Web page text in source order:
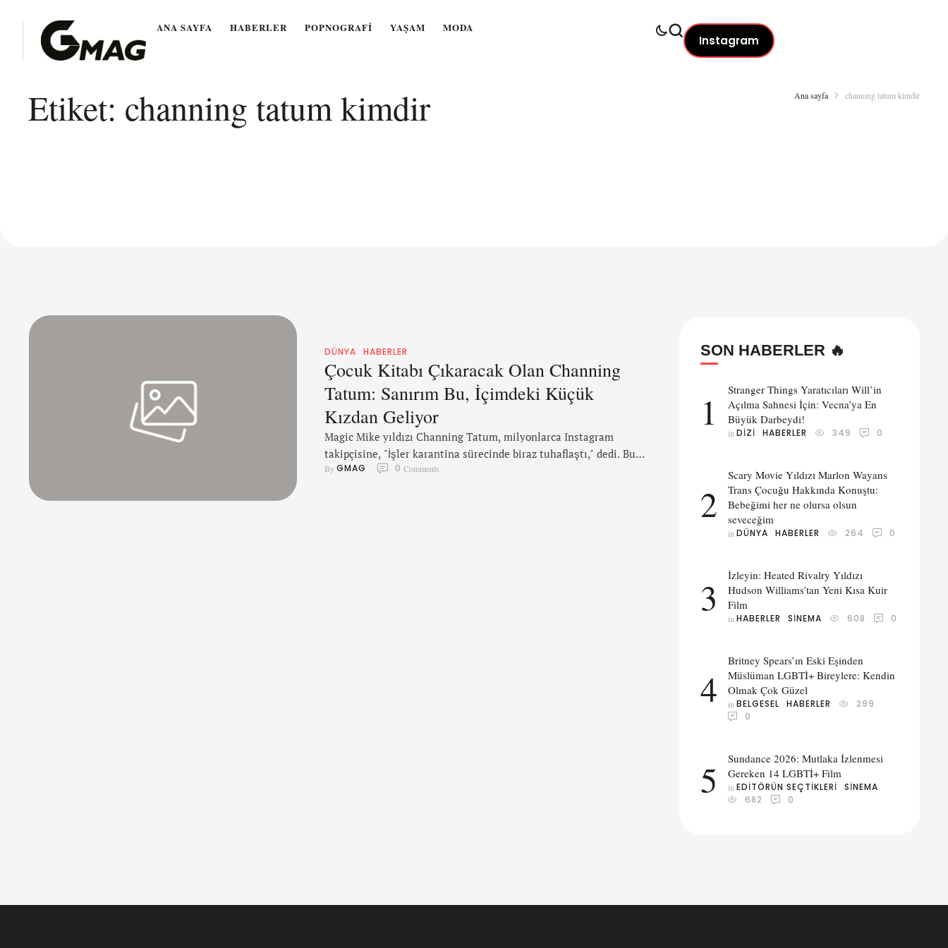
ANA SAYFA HABERLER POPNOGRAFI YAŞAM MODA
Instagram
Etiket: channing tatum kimdir Ana sayfa channing tatum kimdir
DÜNYA HABERLER
Çocuk Kitabı Çıkaracak Olan Channing
Tatum: Sanırım Bu, İçimdeki Küçük
Kızdan Geliyor
Magic Mike yıldızı Channing Tatum, milyonlarca Instagram
takipçisine, "İşler karantina sürecinde biraz tuhaflaştı," dedi. Bu
yıl 40 yaşına giren oyuncu, The One and Only Sparkella isimli
By GMAG 0 Comments
SON HABERLER 🔥
1
Stranger Things Yaratıcıları Will’in
Açılma Sahnesi İçin: Vecna’ya En
Büyük Darbeydi!
in DIZI HABERLER 349 0
2
Scary Movie Yıldızı Marlon Wayans
Trans Çocuğu Hakkında Konuştu:
Bebeğimi her ne olursa olsun
seveceğim
in DÜNYA HABERLER 264 0
3
İzleyin: Heated Rivalry Yıldızı
Hudson Williams’tan Yeni Kısa Kuir
Film
in HABERLER SINEMA 608 0
4
Britney Spears’ın Eski Eşinden
Müslüman LGBTİ+ Bireylere: Kendin
Olmak Çok Güzel
in BELGESEL HABERLER
299
0
5
Sundance 2026: Mutlaka İzlenmesi
Gereken 14 LGBTİ+ Film
in EDITÖRÜN SEÇTIKLERI
SINEMA
682
0